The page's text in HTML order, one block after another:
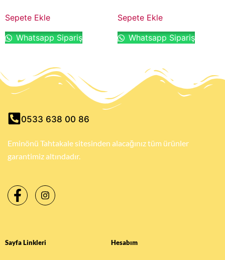
Sepete Ekle
Whatsapp Sipariş
Sepete Ekle
Whatsapp Sipariş
0533 638 00 86
Eminönü Tahtakale sitesinden alacağınız tüm ürünler
garantimiz altındadır.
Sayfa Linkleri Hesabım